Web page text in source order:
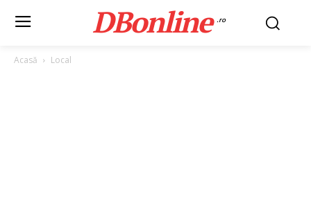
DBonline .ro
Acasă Local